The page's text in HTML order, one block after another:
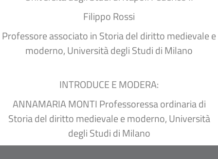
Filippo Rossi
Professore associato in Storia del diritto medievale e
moderno, Università degli Studi di Milano
INTRODUCE E MODERA:
ANNAMARIA MONTI Professoressa ordinaria di
Storia del diritto medievale e moderno, Università
degli Studi di Milano